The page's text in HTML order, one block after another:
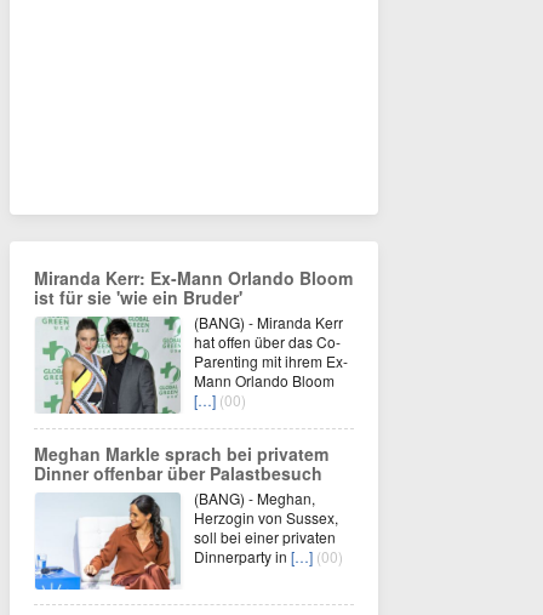
Miranda Kerr: Ex-Mann Orlando Bloom
ist für sie 'wie ein Bruder'
(BANG) - Miranda Kerr
hat offen über das Co-
Parenting mit ihrem Ex-
Mann Orlando Bloom
[…] (00)
Meghan Markle sprach bei privatem
Dinner offenbar über Palastbesuch
(BANG) - Meghan,
Herzogin von Sussex,
soll bei einer privaten
Dinnerparty in […] (00)